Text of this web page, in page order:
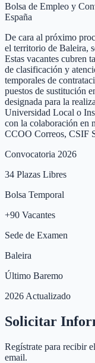
Bolsa de Empleo y
España
De cara al próximo
el territorio de Baleira,
Estas vacantes cubren
de clasificación y
temporales de
puestos de sustitución
designada para la
Universidad Local o
con la colaboración en
CCOO Correos, CSIF
Convocatoria 2026
34 Plazas Libres
Bolsa Temporal
+90 Vacantes
Sede de Examen
Baleira
Último Baremo
2026 Actualizado
Solicitar
Regístrate para recibir
email.